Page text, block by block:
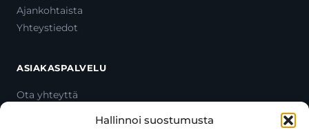
Hallinnoi suostumusta
Ajankohtaista
Yhteystiedot
ASIAKASPALVELU
Ota yhteyttä